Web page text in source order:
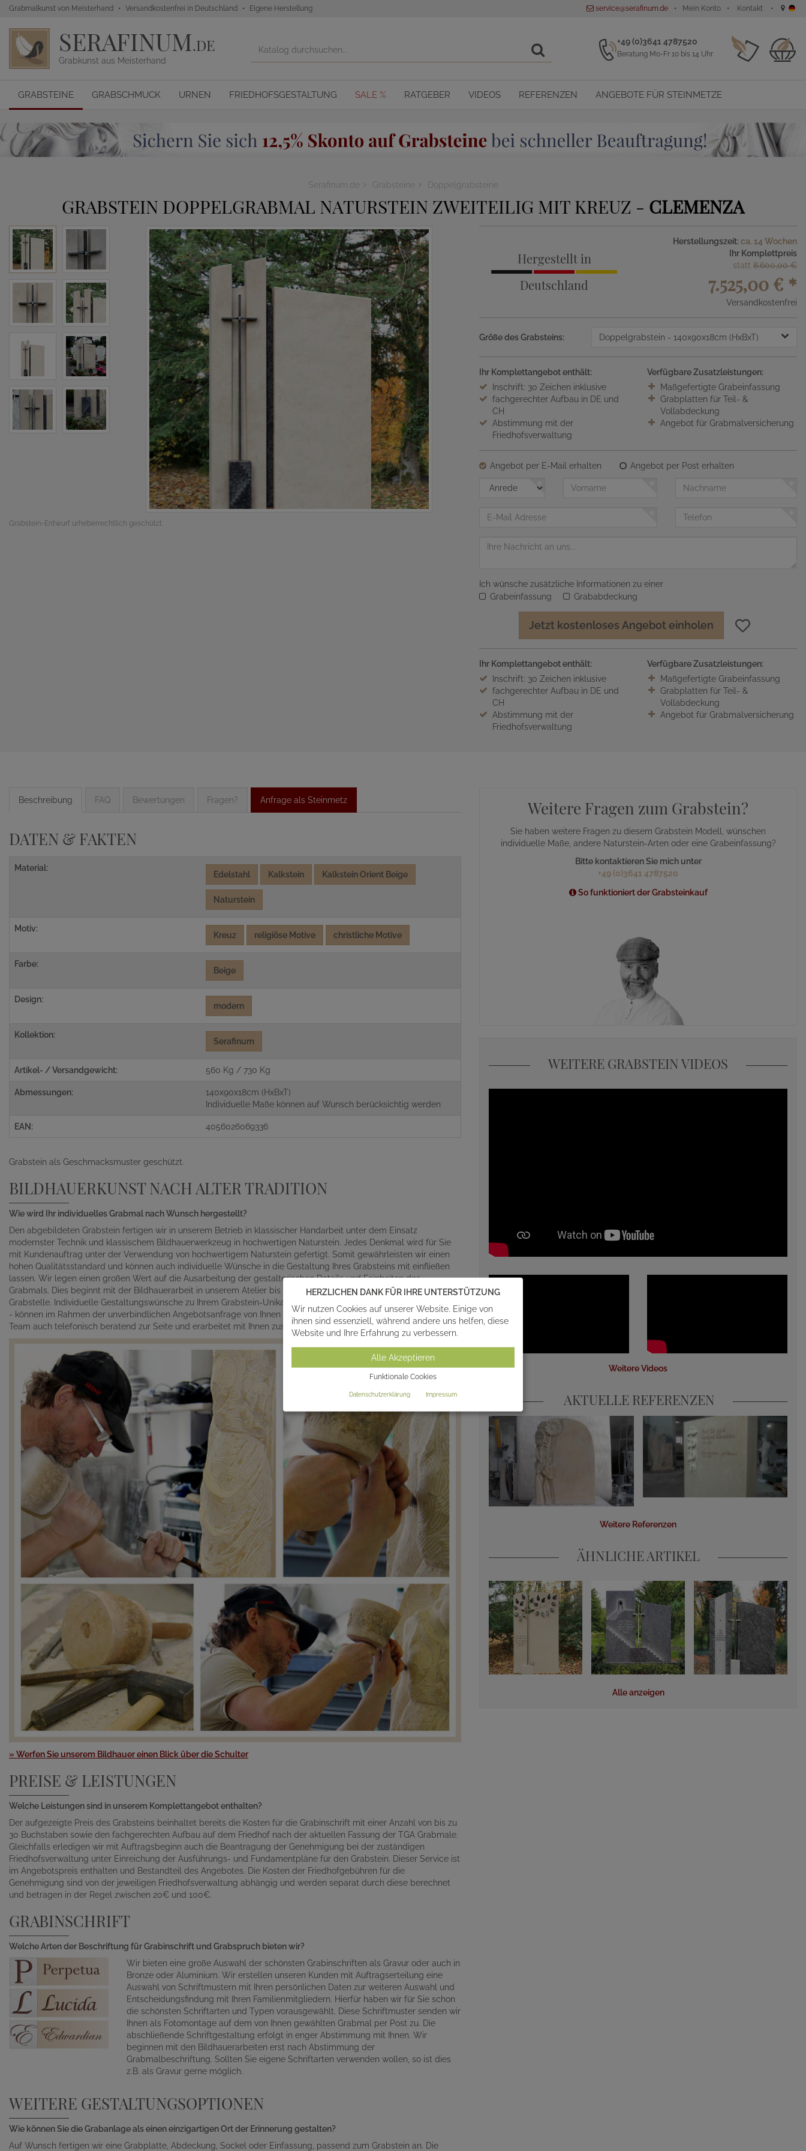
Grabmalkunst von Meisterhand Versandkostenfrei in Deutschland Eigene Herstellung service@serafinum.de Mein Konto Kontakt
SERAFINUM.DE
Grabkunst aus Meisterhand
+49 (0)3641 4787520
Beratung Mo-Fr 10 bis 14 Uhr
GRABSTEINE GRABSCHMUCK URNEN FRIEDHOFSGESTALTUNG SALE % RATGEBER VIDEOS REFERENZEN ANGEBOTE FÜR STEINMETZE
Serafinum.de Grabsteine Doppelgrabsteine
GRABSTEIN DOPPELGRABMAL NATURSTEIN ZWEITEILIG MIT KREUZ - CLEMENZA
Grabstein-Entwurf urheberrechtlich geschützt.
Hergestellt in
Deutschland
Herstellungszeit: ca. 14 Wochen
Ihr Komplettpreis
statt 8.600,00 €
7.525,00 € *
Versandkostenfrei
Größe des Grabsteins: Doppelgrabstein - 140x90x18cm (HxBxT)
Ihr Komplettangebot enthält:
Inschrift: 30 Zeichen inklusive
fachgerechter Aufbau in DE und
CH
Abstimmung mit der
Friedhofsverwaltung
Verfügbare Zusatzleistungen:
Maßgefertigte Grabeinfassung
Grabplatten für Teil- &
Vollabdeckung
Angebot für Grabmalversicherung
Angebot per E-Mail erhalten
Angebot per Post erhalten
Anrede
Vorname Nachname
Telefon
Nachricht
Ich wünsche zusätzliche Informationen zu einer
Grabeinfassung
Grababdeckung
Jetzt kostenloses Angebot einholen
Ihr Komplettangebot enthält:
Inschrift: 30 Zeichen inklusive
fachgerechter Aufbau in DE und
CH
Abstimmung mit der
Friedhofsverwaltung
Verfügbare Zusatzleistungen:
Maßgefertigte Grabeinfassung
Grabplatten für Teil- &
Vollabdeckung
Angebot für Grabmalversicherung
Beschreibung FAQ Bewertungen Fragen? Anfrage als Steinmetz
DATEN & FAKTEN
Material:
Edelstahl Kalkstein Kalkstein Orient Beige
Naturstein
Motiv:
Kreuz religiöse Motive christliche Motive
Farbe:
Beige
Design:
modern
Kollektion:
Serafinum
Artikel- / Versandgewicht: 560 Kg / 730 Kg
Abmessungen:
140x90x18cm (HxBxT)
Individuelle Maße können auf Wunsch berücksichtig werden
EAN: 4056026069336
Grabstein als Geschmacksmuster geschützt.
BILDHAUERKUNST NACH ALTER TRADITION
Wie wird Ihr individuelles Grabmal nach Wunsch hergestellt?
Den abgebildeten Grabstein fertigen wir in unserem Betrieb in klassischer Handarbeit unter dem Einsatz
modernster Technik und klassischem Bildhauerwerkzeug in hochwertigen Naturstein. Jedes Denkmal wird für Sie
mit Kundenauftrag unter der Verwendung von hochwertigem Naturstein gefertigt. Somit gewährleisten wir einen
hohen Qualitätsstandard und können auch individuelle Wünsche in die Gestaltung Ihres Grabsteins mit einfließen
lassen. Wir legen einen großen Wert auf die Ausarbeitung der gestalterischen Details und Feinheiten des
Grabmals. Dies beginnt mit der Bildhauerarbeit in unserem Atelier bis zum abschließenden Aufbau auf der
Grabstelle. Individuelle Gestaltungswünsche zu Ihrem Grabstein-Unikat, egal ob Beschriftung, Design oder Material
- können im Rahmen der unverbindlichen Angebotsanfrage von Ihnen mit angefragt werden. Gern steht Ihnen unser
Team auch telefonisch beratend zur Seite und erarbeitet mit Ihnen zusammen einen individuellen Grabmalentwurf.
» Werfen Sie unserem Bildhauer einen Blick über die Schulter
PREISE & LEISTUNGEN
Welche Leistungen sind in unserem Komplettangebot enthalten?
Der aufgezeigte Preis des Grabsteins beinhaltet bereits die Kosten für die Grabinschrift mit einer Anzahl von bis zu
30 Buchstaben sowie den fachgerechten Aufbau auf dem Friedhof nach der aktuellen Fassung der TGA Grabmale.
Gleichfalls erledigen wir mit Auftragsbeginn auch die Beantragung der Genehmigung bei der zuständigen
Friedhofsverwaltung unter Einreichung der Ausführungs- und Fundamentpläne für den Grabstein. Dieser Service ist
im Angebotspreis enthalten und Bestandteil des Angebotes. Die Kosten der Friedhofgebühren für die
Genehmigung sind von der jeweiligen Friedhofsverwaltung abhängig und werden separat durch diese berechnet
und betragen in der Regel zwischen 20€ und 100€.
GRABINSCHRIFT
Welche Arten der Beschriftung für Grabinschrift und Grabspruch bieten wir?
Wir bieten eine große Auswahl der schönsten Grabinschriften als Gravur oder auch in
Bronze oder Aluminium. Wir erstellen unseren Kunden mit Auftragserteilung eine
Auswahl von Schriftmustern mit Ihren persönlichen Daten zur weiteren Auswahl und
Entscheidungsfindung mit Ihren Familienmitgliedern. Hierfür haben wir für Sie schon
die schönsten Schriftarten und Typen vorausgewählt. Diese Schriftmuster senden wir
Ihnen als Fotomontage auf dem von Ihnen gewählten Grabmal per Post zu. Die
abschließende Schriftgestaltung erfolgt in enger Abstimmung mit Ihnen. Wir
beginnen mit den Bildhauerarbeiten erst nach Abstimmung der
Grabmalbeschriftung. Sollten Sie eigene Schriftarten verwenden wollen, so ist dies
z.B. als Gravur gerne möglich.
WEITERE GESTALTUNGSOPTIONEN
Wie können Sie die Grabanlage als einen einzigartigen Ort der Erinnerung gestalten?
Auf Wunsch fertigen wir eine Grabplatte, Abdeckung, Sockel oder Einfassung, passend zum Grabstein an. Die
Weitere Fragen zum Grabstein?
Sie haben weitere Fragen zu diesem Grabstein Modell, wünschen
individuelle Maße, andere Naturstein-Arten oder eine Grabeinfassung?
Bitte kontaktieren Sie mich unter
+49 (0)3641 4787520
So funktioniert der Grabsteinkauf
WEITERE GRABSTEIN VIDEOS
Weitere Videos
AKTUELLE REFERENZEN
Weitere Referenzen
ÄHNLICHE ARTIKEL
Alle anzeigen
HERZLICHEN DANK FÜR IHRE UNTERSTÜTZUNG
Wir nutzen Cookies auf unserer Website. Einige von
ihnen sind essenziell, während andere uns helfen, diese
Website und Ihre Erfahrung zu verbessern.
Alle Akzeptieren
Funktionale Cookies
Datenschutzerklärung Impressum